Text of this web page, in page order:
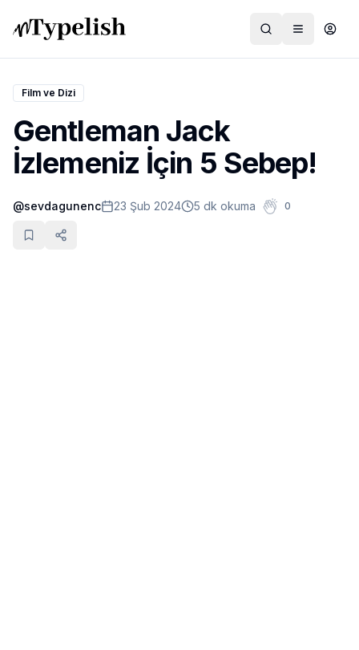
Dünya
Film ve Dizi
Kültür ve Sanat
Sağlık
Film ve Dizi
Gentleman Jack
İzlemeniz İçin 5 Sebep!
@sevdagunenc 23 Şub 2024 5 dk okuma 0